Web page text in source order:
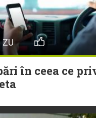
ZU
în ceea ce